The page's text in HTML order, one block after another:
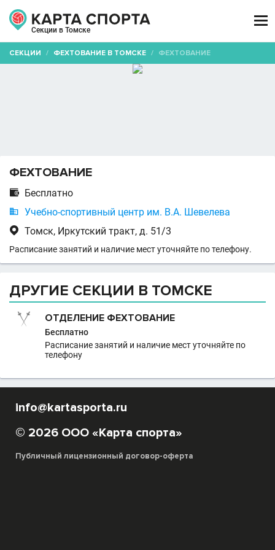
Секции в Томске

СЕКЦИИ / ФЕХТОВАНИЕ В ТОМСКЕ / ФЕХТОВАНИЕ
ФЕХТОВАНИЕ
 Бесплатно
 Учебно-спортивный центр им. В.А. Шевелева
 Томск, Иркутский тракт, д. 51/3
Расписание занятий и наличие мест уточняйте по телефону.
ДРУГИЕ СЕКЦИИ В ТОМСКЕ
ОТДЕЛЕНИЕ ФЕХТОВАНИЕ
Бесплатно
Расписание занятий и наличие мест уточняйте по
телефону
info@kartasporta.ru
© 2026 ООО «Карта спорта»
Публичный лицензионный договор-оферта